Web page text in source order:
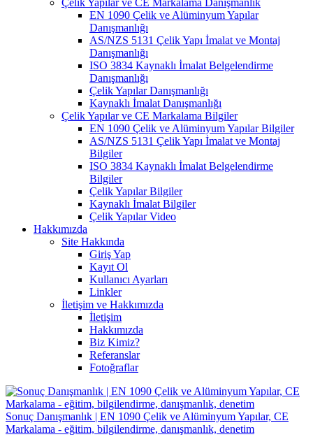
EN 1090 Çelik ve Alüminyum Yapılar
Danışmanlığı
AS/NZS 5131 Çelik Yapı İmalat ve Montaj
Danışmanlığı
ISO 3834 Kaynaklı İmalat Belgelendirme
Danışmanlığı
Çelik Yapılar Danışmanlığı
Kaynaklı İmalat Danışmanlığı
Çelik Yapılar ve CE Markalama Bilgiler
EN 1090 Çelik ve Alüminyum Yapılar Bilgiler
AS/NZS 5131 Çelik Yapı İmalat ve Montaj
Bilgiler
ISO 3834 Kaynaklı İmalat Belgelendirme
Bilgiler
Çelik Yapılar Bilgiler
Kaynaklı İmalat Bilgiler
Çelik Yapılar Video
Hakkımızda
Site Hakkında
Giriş Yap
Kayıt Ol
Kullanıcı Ayarları
Linkler
İletişim ve Hakkımızda
İletişim
Hakkımızda
Biz Kimiz?
Referanslar
Fotoğraflar
Sonuç Danışmanlık | EN 1090 Çelik ve Alüminyum Yapılar, CE
Markalama - eğitim, bilgilendirme, danışmanlık, denetim